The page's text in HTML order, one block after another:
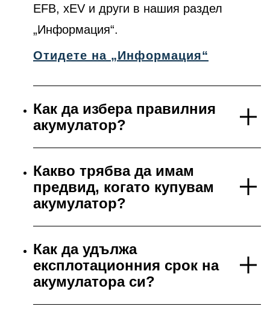
EFB, xEV и други в нашия раздел
„Информация“.
Отидете на „Информация“
Как да избера правилния
акумулатор?
Какво трябва да имам
предвид, когато купувам
акумулатор?
Как да удължа
експлотационния срок на
акумулатора си?